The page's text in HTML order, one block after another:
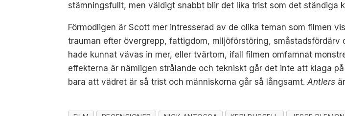
stämningsfullt, men väldigt snabbt blir det lika trist som det ständiga
Förmodligen är Scott mer intresserad av de olika teman som filmen
trauman efter övergrepp, fattigdom, miljöförstöring,
hade kunnat vävas in mer, eller tvärtom, ifall filmen omfamnat
effekterna är nämligen strålande och tekniskt går det inte att klaga
bara att vädret är så trist och människorna går så långsamt.Antlers